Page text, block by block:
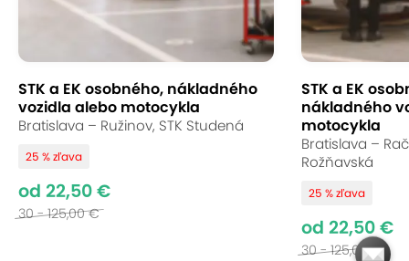
STK a EK osobného, nákladného
vozidla alebo motocykla
Bratislava – Ružinov, STK Studená
25 % zľava
od 22,50 €
30 - 125,00 €
STK a EK
nákladného
motocykla
Bratislava –
Rožňavská
25 % zľava
od 22,50 €
30 - 125,00 €